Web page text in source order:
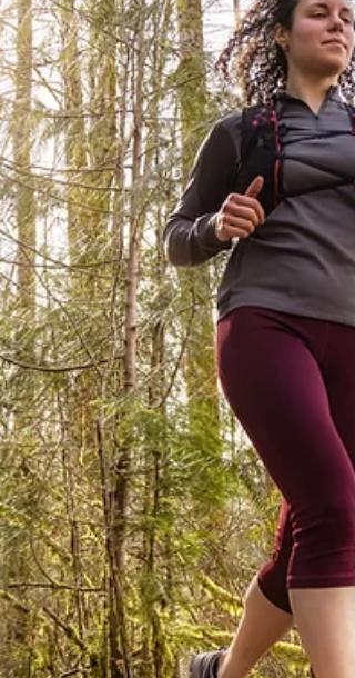
nyanserad än så. För när vi tittar lite närmare märker
att yoga och styrketräning inte bara kan fungera
tillsammans